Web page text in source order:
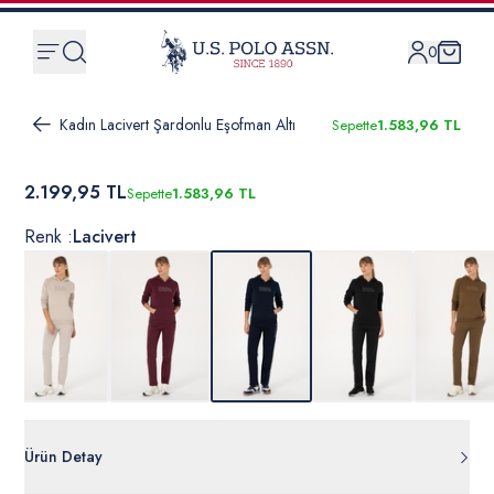
0
Kadın Lacivert Şardonlu Eşofman Altı Sepette1.583,96 TL
2.199,95 TLSepette1.583,96 TL
Renk :Lacivert
Ürün Detay